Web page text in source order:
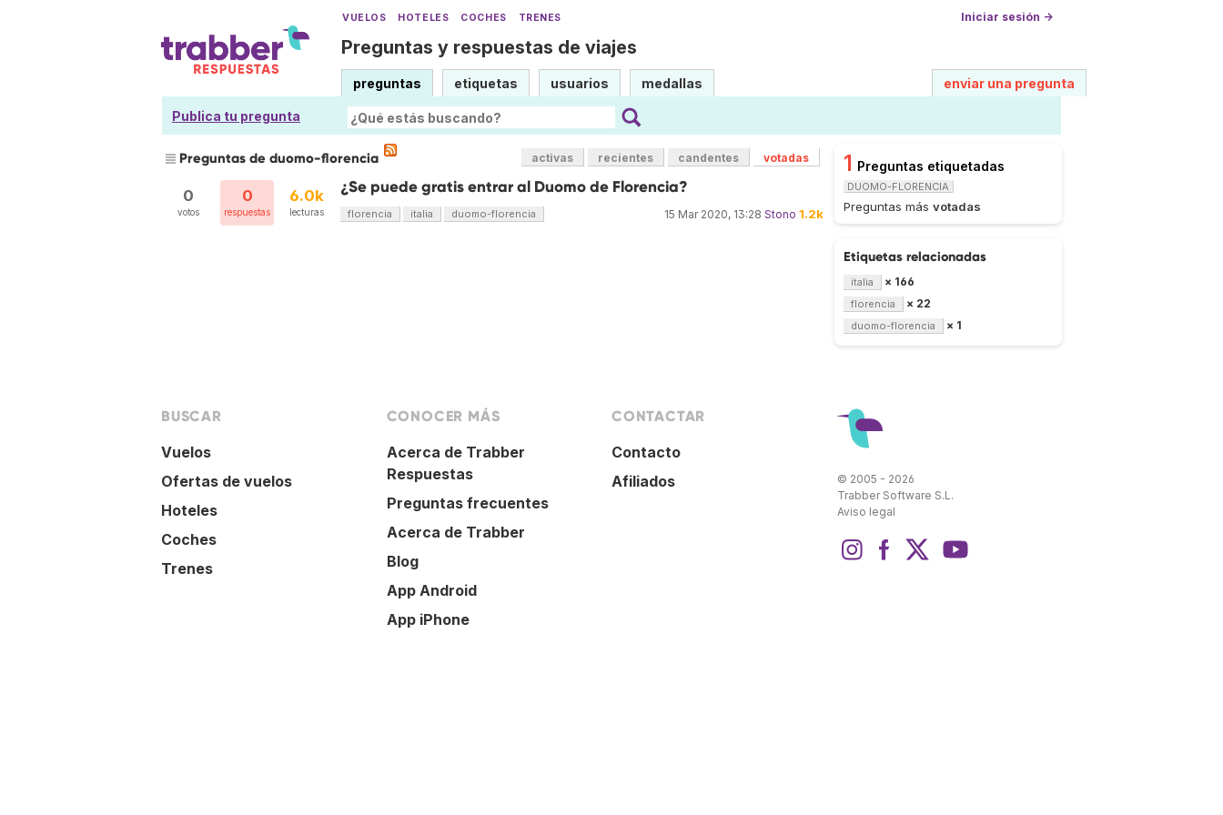
VUELOS HOTELES COCHES TRENES Iniciar sesión →
Preguntas y respuestas de viajes
preguntas etiquetas usuarios medallas enviar una pregunta
Publica tu pregunta
Preguntas de duomo-florencia activas recientes candentes votadas
0
votos
0
respuestas
6.0k
lecturas
¿Se puede gratis entrar al Duomo de Florencia?
15 Mar 2020, 13:28 Stono 1.2k
florencia italia duomo-florencia
1 Preguntas etiquetadas
DUOMO-FLORENCIA
Preguntas más votadas
Etiquetas relacionadas
italia × 166
florencia × 22
duomo-florencia × 1
BUSCAR
Vuelos
Ofertas de vuelos
Hoteles
Coches
Trenes
CONOCER MÁS
Acerca de Trabber
Respuestas
Preguntas frecuentes
Acerca de Trabber
Blog
App Android
App iPhone
CONTACTAR
Contacto
Afiliados
© 2005 - 2026
Trabber Software S.L.
Aviso legal